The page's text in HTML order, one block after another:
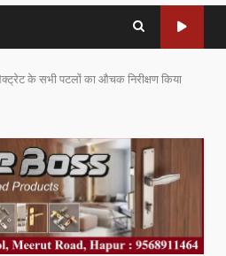
के सभी पटलों का औचक निरीक्षण किया